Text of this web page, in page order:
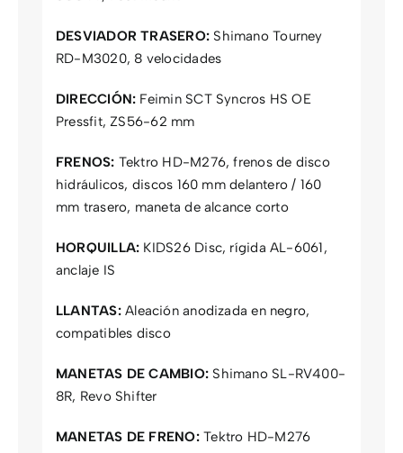
DESVIADOR TRASERO: Shimano Tourney
RD-M3020, 8 velocidades
DIRECCIÓN: Feimin SCT Syncros HS OE
Pressfit, ZS56-62 mm
FRENOS: Tektro HD-M276, frenos de disco
hidráulicos, discos 160 mm delantero / 160
mm trasero, maneta de alcance corto
HORQUILLA: KIDS26 Disc, rígida AL-6061,
anclaje IS
LLANTAS:Aleación anodizada en negro,
compatibles disco
MANETAS DE CAMBIO: Shimano SL-RV400-
8R, Revo Shifter
MANETAS DE FRENO:Tektro HD-M276